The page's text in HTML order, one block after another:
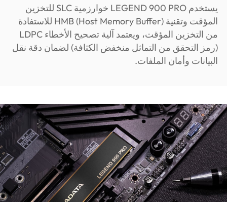
يستخدم LEGEND 900 PRO خوارزمية SLC للتخزين
المؤقت وتقنية HMB (Host Memory Buffer) للاستفادة
من التخزين المؤقت، ويعتمد آلية تصحيح الأخطاء LDPC
(رمز التحقق من التماثل منخفض الكثافة) لضمان دقة نقل
البيانات وأمان الملفات.